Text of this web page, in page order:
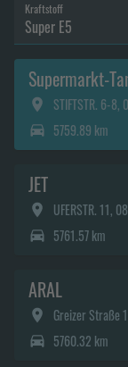
Kraftstoff
Super E5
Supermarkt-
STIFTSTR. 6-8,
5759.89 km
JET
UFERSTR. 11,
5761.57 km
ARAL
Greizer Straße
5760.32 km